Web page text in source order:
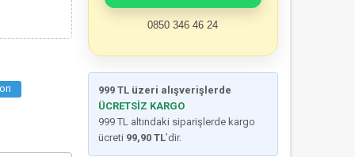
0850 346 46 24
999 TL üzeri alışverişlerde
ÜCRETSİZ KARGO
999 TL altındaki siparişlerde kargo
ücreti 99,90 TL’dir.